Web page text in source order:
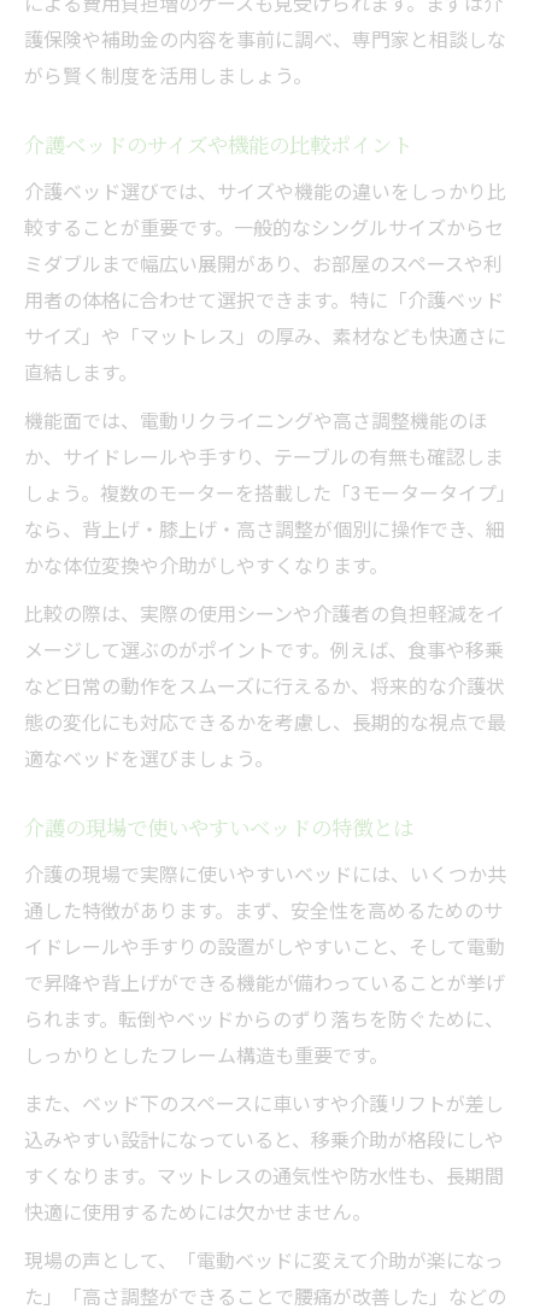
護保険や補助金の内容を事前に調べ、専門家と相談しな
がら賢く制度を活用しましょう。
介護ベッドのサイズや機能の比較ポイント
介護ベッド選びでは、サイズや機能の違いをしっかり比
較することが重要です。一般的なシングルサイズからセ
ミダブルまで幅広い展開があり、お部屋のスペースや利
用者の体格に合わせて選択できます。特に「介護ベッド
サイズ」や「マットレス」の厚み、素材なども快適さに
直結します。
機能面では、電動リクライニングや高さ調整機能のほ
か、サイドレールや手すり、テーブルの有無も確認しま
しょう。複数のモーターを搭載した「3モータータイプ」
なら、背上げ・膝上げ・高さ調整が個別に操作でき、細
かな体位変換や介助がしやすくなります。
比較の際は、実際の使用シーンや介護者の負担軽減をイ
メージして選ぶのがポイントです。例えば、食事や移乗
など日常の動作をスムーズに行えるか、将来的な介護状
態の変化にも対応できるかを考慮し、長期的な視点で最
適なベッドを選びましょう。
介護の現場で使いやすいベッドの特徴とは
介護の現場で実際に使いやすいベッドには、いくつか共
通した特徴があります。まず、安全性を高めるためのサ
イドレールや手すりの設置がしやすいこと、そして電動
で昇降や背上げができる機能が備わっていることが挙げ
られます。転倒やベッドからのずり落ちを防ぐために、
しっかりとしたフレーム構造も重要です。
また、ベッド下のスペースに車いすや介護リフトが差し
込みやすい設計になっていると、移乗介助が格段にしや
すくなります。マットレスの通気性や防水性も、長期間
快適に使用するためには欠かせません。
現場の声として、「電動ベッドに変えて介助が楽になっ
た」「高さ調整ができることで腰痛が改善した」などの